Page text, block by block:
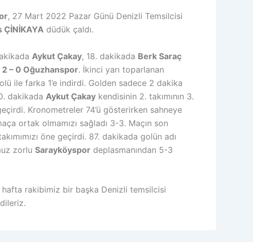
, 27 Mart 2022 Pazar Günü Denizli Temsilcisi
ÇİNİKAYA düdük çaldı.
Aykut Çakay, 18. dakikada Berk Saraç
– 0 Oğuzhanspor. İkinci yarı toparlanan
ile farka 1’e indirdi. Golden sadece 2 dakika
dakikada Aykut Çakay kendisinin 2. takımının 3.
Kronometreler 74’ü gösterirken sahneye
ortak olmamızı sağladı 3-3. Maçın son
öne geçirdi. 87. dakikada golün adı
zorlu Sarayköyspor deplasmanından 5-3
hafta rakibimiz bir başka Denizli temsilcisi